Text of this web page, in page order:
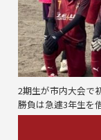
2期生が市内大会で
勝負は急遽3年生を